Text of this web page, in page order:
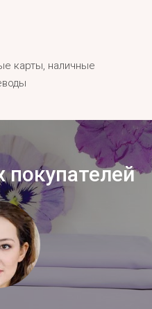
карты, наличные